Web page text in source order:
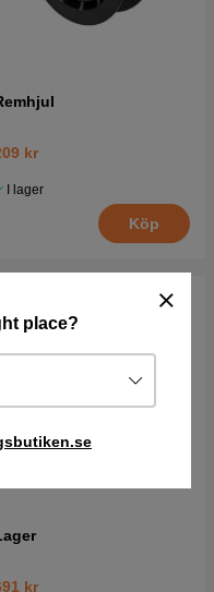
place?
kr
I lager
Köp
kr